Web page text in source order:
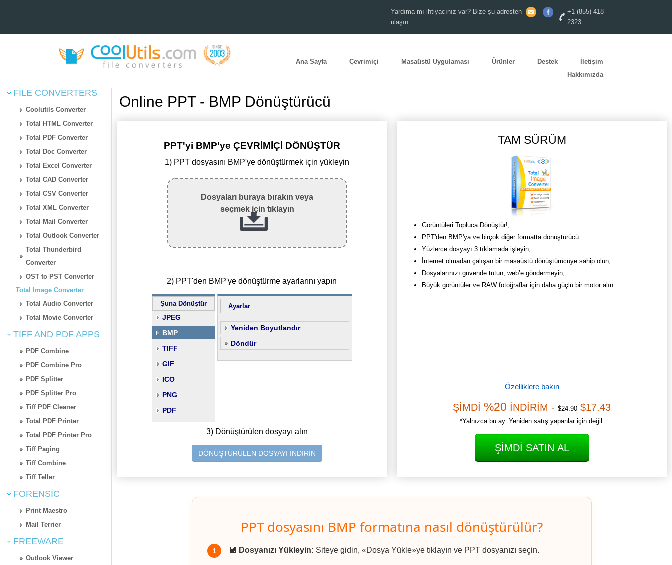
Yardıma mı ihtiyacınız var? Bize şu adresten
ulaşın
+1 (855) 418-
2323
Ana Sayfa Çevrimiçi Masaüstü Uygulaması Ürünler Destek
İletişim
Hakkımızda
FILE CONVERTERS
Coolutils Converter
Total HTML Converter
Total PDF Converter
Total Doc Converter
Total Excel Converter
Total CAD Converter
Total CSV Converter
Total XML Converter
Total Mail Converter
Total Outlook Converter
Total Thunderbird
Converter
OST to PST Converter
Total Image Converter
Total Audio Converter
Total Movie Converter
TIFF AND PDF APPS
PDF Combine
PDF Combine Pro
PDF Splitter
PDF Splitter Pro
Tiff PDF Cleaner
Total PDF Printer
Total PDF Printer Pro
Tiff Paging
Tiff Combine
Tiff Teller
FORENSIC
Print Maestro
Mail Terrier
FREEWARE
Outlook Viewer
Online PPT - BMP Dönüştürücü
PPT'yi BMP'ye ÇEVRİMİÇİ DÖNÜŞTÜR
1) PPT dosyasını BMP'ye dönüştürmek için yükleyin
Dosyaları buraya bırakın veya
seçmek için tıklayın
2) PPT'den BMP'ye dönüştürme ayarlarını yapın
Şuna Dönüştür
JPEG
BMP
TIFF
GIF
ICO
PNG
PDF
Ayarlar
Yeniden Boyutlandır
Döndür
3) Dönüştürülen dosyayı alın
DÖNÜŞTÜRÜLEN DOSYAYI İNDİRİN
TAM SÜRÜM
Görüntüleri Topluca Dönüştür!;
PPT'den BMP'ya ve birçok diğer formatta dönüştürücü
Yüzlerce dosyayı 3 tıklamada işleyin;
İnternet olmadan çalışan bir masaüstü dönüştürücüye sahip olun;
Dosyalarınızı güvende tutun, web’e göndermeyin;
Büyük görüntüler ve RAW fotoğraflar için daha güçlü bir motor alın.
Özelliklere bakın
ŞİMDİ %20 İNDİRİM - $24.90 $17.43
*Yalnızca bu ay. Yeniden satış yapanlar için değil.
ŞIMDI SATIN AL
PPT dosyasını BMP formatına nasıl dönüştürülür?
1 💾 Dosyanızı Yükleyin: Siteye gidin, «Dosya Yükle»ye tıklayın ve PPT dosyanızı seçin.